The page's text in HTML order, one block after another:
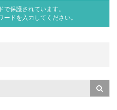
で保護されています。
ドを入力してください。